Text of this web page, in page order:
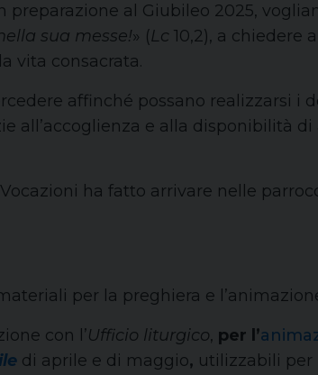
preparazione al Giubileo 2025,
sua messe!» (Lc 10,2), a chiedere
vita consacrata.
affinché possano realizzarsi i
all’accoglienza e alla disponibilità
ha fatto arrivare nelle
per la preghiera e
con l’Ufficio liturgico, per l’
di aprile e di maggio, utilizzabili per